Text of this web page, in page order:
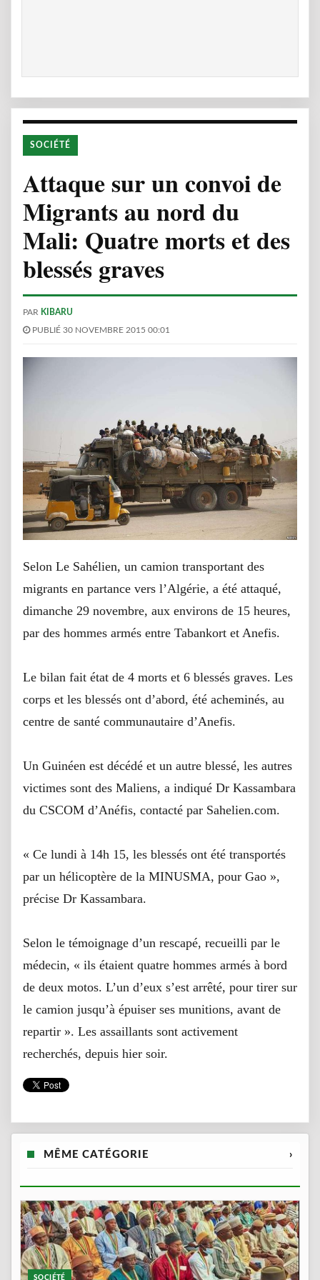
SOCIÉTÉ
Attaque sur un convoi de
Migrants au nord du
Mali: Quatre morts et des
blessés graves
PAR KIBARU
PUBLIÉ 30 NOVEMBRE 2015 00:01
Selon Le Sahélien, un camion transportant des
migrants en partance vers l’Algérie, a été attaqué,
dimanche 29 novembre, aux environs de 15 heures,
par des hommes armés entre Tabankort et Anefis.
Le bilan fait état de 4 morts et 6 blessés graves. Les
corps et les blessés ont d’abord, été acheminés, au
centre de santé communautaire d’Anefis.
Un Guinéen est décédé et un autre blessé, les autres
victimes sont des Maliens, a indiqué Dr Kassambara
du CSCOM d’Anéfis, contacté par Sahelien.com.
« Ce lundi à 14h 15, les blessés ont été transportés
par un hélicoptère de la MINUSMA, pour Gao »,
précise Dr Kassambara.
Selon le témoignage d’un rescapé, recueilli par le
médecin, « ils étaient quatre hommes armés à bord
de deux motos. L’un d’eux s’est arrêté, pour tirer sur
le camion jusqu’à épuiser ses munitions, avant de
repartir ». Les assaillants sont activement
recherchés, depuis hier soir.
MÊME CATÉGORIE ›
SOCIÉTÉ